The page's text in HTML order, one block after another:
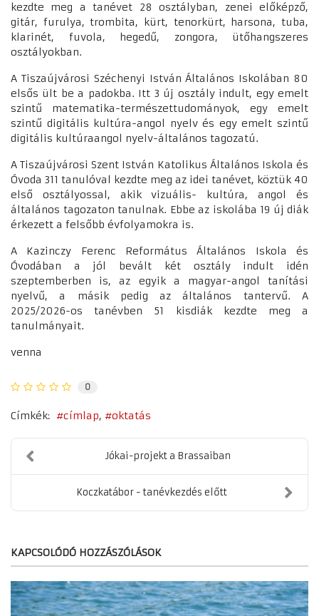
kezdte meg a tanévet 28 osztályban, zenei előképző,
gitár, furulya, trombita, kürt, tenorkürt, harsona, tuba,
klarinét, fuvola, hegedű, zongora, ütőhangszeres
osztályokban.
A Tiszaújvárosi Széchenyi István Általános Iskolában 80
elsős ült be a padokba. Itt 3 új osztály indult, egy emelt
szintű matematika-természettudományok, egy emelt
szintű digitális kultúra-angol nyelv és egy emelt szintű
digitális kultúraangol nyelv-általános tagozatú.
A Tiszaújvárosi Szent István Katolikus Általános Iskola és
Óvoda 311 tanulóval kezdte meg az idei tanévet, köztük 40
első osztályossal, akik vizuális- kultúra, angol és
általános tagozaton tanulnak. Ebbe az iskolába 19 új diák
érkezett a felsőbb évfolyamokra is.
A Kazinczy Ferenc Református Általános Iskola és
Óvodában a jól bevált két osztály indult idén
szeptemberben is, az egyik a magyar-angol tanítási
nyelvű, a másik pedig az általános tantervű. A
2025/2026-os tanévben 51 kisdiák kezdte meg a
tanulmányait.
venna
0
Címkék: címlap oktatás
Jókai-projekt a Brassaiban
Koczkatábor - tanévkezdés előtt
KAPCSOLÓDÓ HOZZÁSZÓLÁSOK